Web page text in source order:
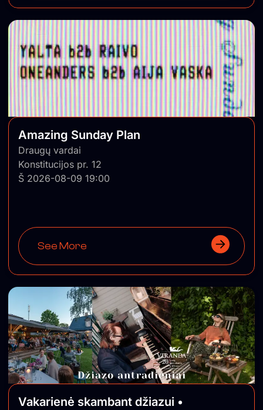
Amazing Sunday Plan
Draugų vardai
Konstitucijos pr. 12
Š 2026-08-09 19:00
See More
Vakarienė skambant džiazui •